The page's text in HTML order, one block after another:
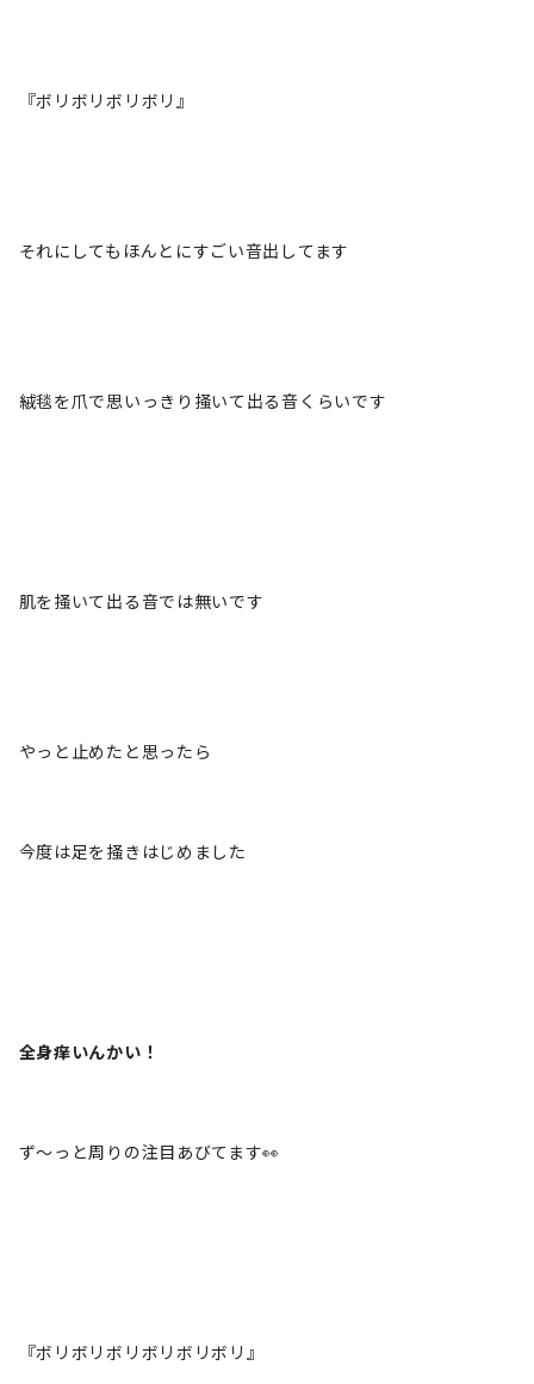
『ボリボリボリボリ』
それにしてもほんとにすごい音出してます
絨毯を爪で思いっきり掻いて出る音くらいです
肌を掻いて出る音では無いです
やっと止めたと思ったら
今度は足を掻きはじめました
全身痒いんかい！
ず～っと周りの注目あびてます👀
『ボリボリボリボリボリボリ』